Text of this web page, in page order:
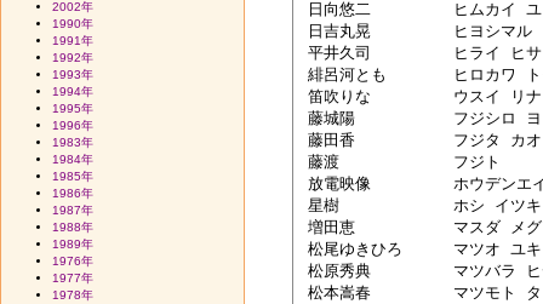
日向悠二　	ヒムカイ ユウジ
日吉丸晃　	ヒヨシマル アキラ
平井久司　	ヒライ ヒサシ
緋呂河とも	ヒロカワ トモ
笛吹りな　	ウスイ リナ 2/7 修正
藤城陽　　	フジシロ ヨウ
藤田香　　	フジタ カオリ　2/10　修正
藤渡　　　	フジト
放電映像　	ホウデンエイゾウ
星樹　　　	ホシ イツキ
増田恵　　	マスダ メグミ
松尾ゆきひろ	マツオ ユキヒロ
松原秀典　	マツバラ ヒデノリ
松本嵩春　	マツモト タカハル
2002年
1990年
1991年
1992年
1993年
1994年
1995年
1996年
1983年
1984年
1985年
1986年
1987年
1988年
1989年
1976年
1977年
1978年